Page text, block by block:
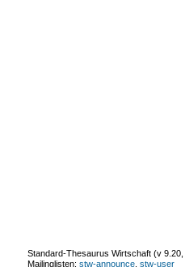
Standard-Thesaurus Wirtschaft (v 9.20
Mailinglisten: stw-announce stw-user